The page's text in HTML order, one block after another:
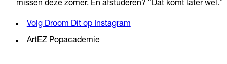
missen deze zomer. En afstuderen? “Dat komt later wel.”
Volg Droom Dit op Instagram
ArtEZ Popacademie